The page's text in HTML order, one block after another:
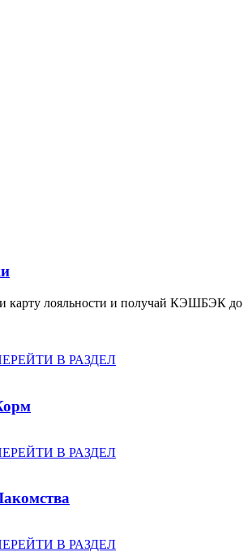
карту лояльности и получай КЭШБЭК до
В РАЗДЕЛ
В РАЗДЕЛ
В РАЗДЕЛ